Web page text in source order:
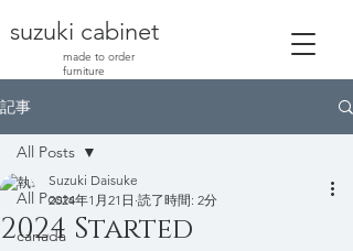
made to order
furniture
suzuki cabinet
記事
All Posts
canada
All Posts
2024 Started
Suzuki Daisuke
2024年1月21日 読了時間: 2分